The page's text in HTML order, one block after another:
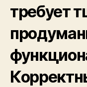
требует